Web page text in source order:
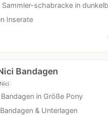
Sammler-schabracke in
Inserate
Bandagen
in Größe Pony
& Unterlagen